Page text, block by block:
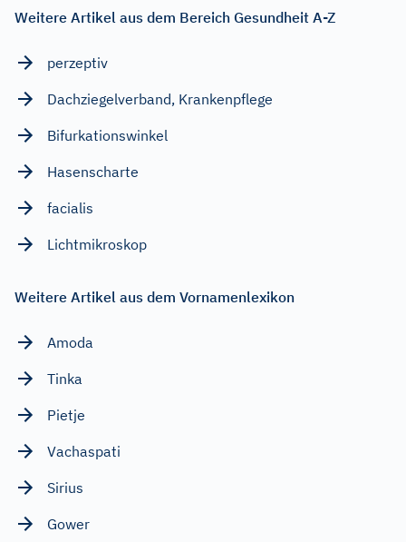
Weitere Artikel aus dem Bereich Gesundheit A-Z
perzeptiv
Dachziegelverband, Krankenpflege
Bifurkationswinkel
Hasenscharte
facialis
Lichtmikroskop
Weitere Artikel aus dem Vornamenlexikon
Amoda
Tinka
Pietje
Vachaspati
Sirius
Gower